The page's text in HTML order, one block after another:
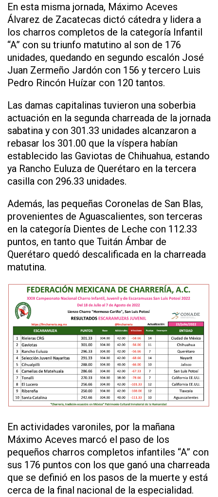
En esta misma jornada, Máximo Aceves
Álvarez de Zacatecas dictó cátedra y lidera a
los charros completos de la categoría Infantil
“A” con su triunfo matutino al son de 176
unidades, quedando en segundo escalón José
Juan Zermeño Jardón con 156 y tercero Luis
Pedro Rincón Huízar con 120 tantos.
Las damas capitalinas tuvieron una soberbia
actuación en la segunda charreada de la jornada
sabatina y con 301.33 unidades alcanzaron a
rebasar los 301.00 que la víspera habían
establecido las Gaviotas de Chihuahua, estando
ya Rancho Euluza de Querétaro en la tercera
casilla con 296.33 unidades.
Además, las pequeñas Coronelas de San Blas,
provenientes de Aguascalientes, son terceras
en la categoría Dientes de Leche con 112.33
puntos, en tanto que Tuitán Ámbar de
Querétaro quedó descalificada en la charreada
matutina.
En actividades varoniles, por la mañana
Máximo Aceves marcó el paso de los
pequeños charros completos infantiles “A” con
sus 176 puntos con los que ganó una charreada
que se definió en los pasos de la muerte y está
cerca de la final nacional de la especialidad.